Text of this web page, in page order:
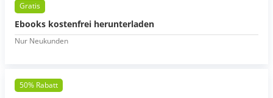
Gratis
Ebooks kostenfrei herunterladen
Nur Neukunden
50% Rabatt